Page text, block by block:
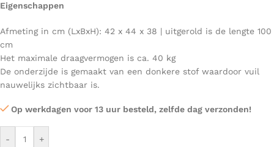
Eigenschappen
Afmeting in cm (LxBxH): 42 x 44 x 38 | uitgerold is de lengte 100
cm
Het maximale draagvermogen is ca. 40 kg
De onderzijde is gemaakt van een donkere stof waardoor vuil
nauwelijks zichtbaar is.
Op werkdagen voor 13 uur besteld, zelfde dag verzonden!
- +